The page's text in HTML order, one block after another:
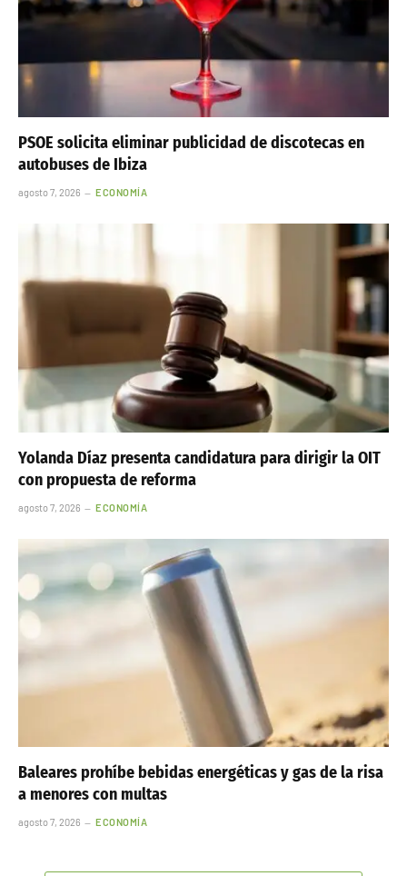
PSOE solicita eliminar publicidad de discotecas en
autobuses de Ibiza
agosto 7, 2026 ECONOMÍA
Yolanda Díaz presenta candidatura para dirigir la OIT
con propuesta de reforma
agosto 7, 2026 ECONOMÍA
Baleares prohíbe bebidas energéticas y gas de la risa
a menores con multas
agosto 7, 2026 ECONOMÍA